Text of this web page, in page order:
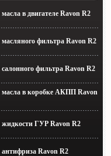
в двигателе Ravon R2
масляного фильтра Ravon R2
салонного фильтра Ravon R2
масла в коробке АКПП Ravon
жидкости ГУР Ravon R2
антифриза Ravon R2